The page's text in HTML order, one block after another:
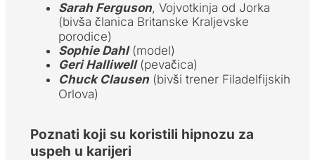
Sarah Ferguson, Vojvotkinja od Jorka
(bivša članica Britanske Kraljevske
porodice)
Sophie Dahl(model)
Geri Halliwell(pevačica)
Chuck Clausen (bivši trener Filadelfijskih
Orlova)
Poznati koji su koristili hipnozu za
uspeh u karijeri